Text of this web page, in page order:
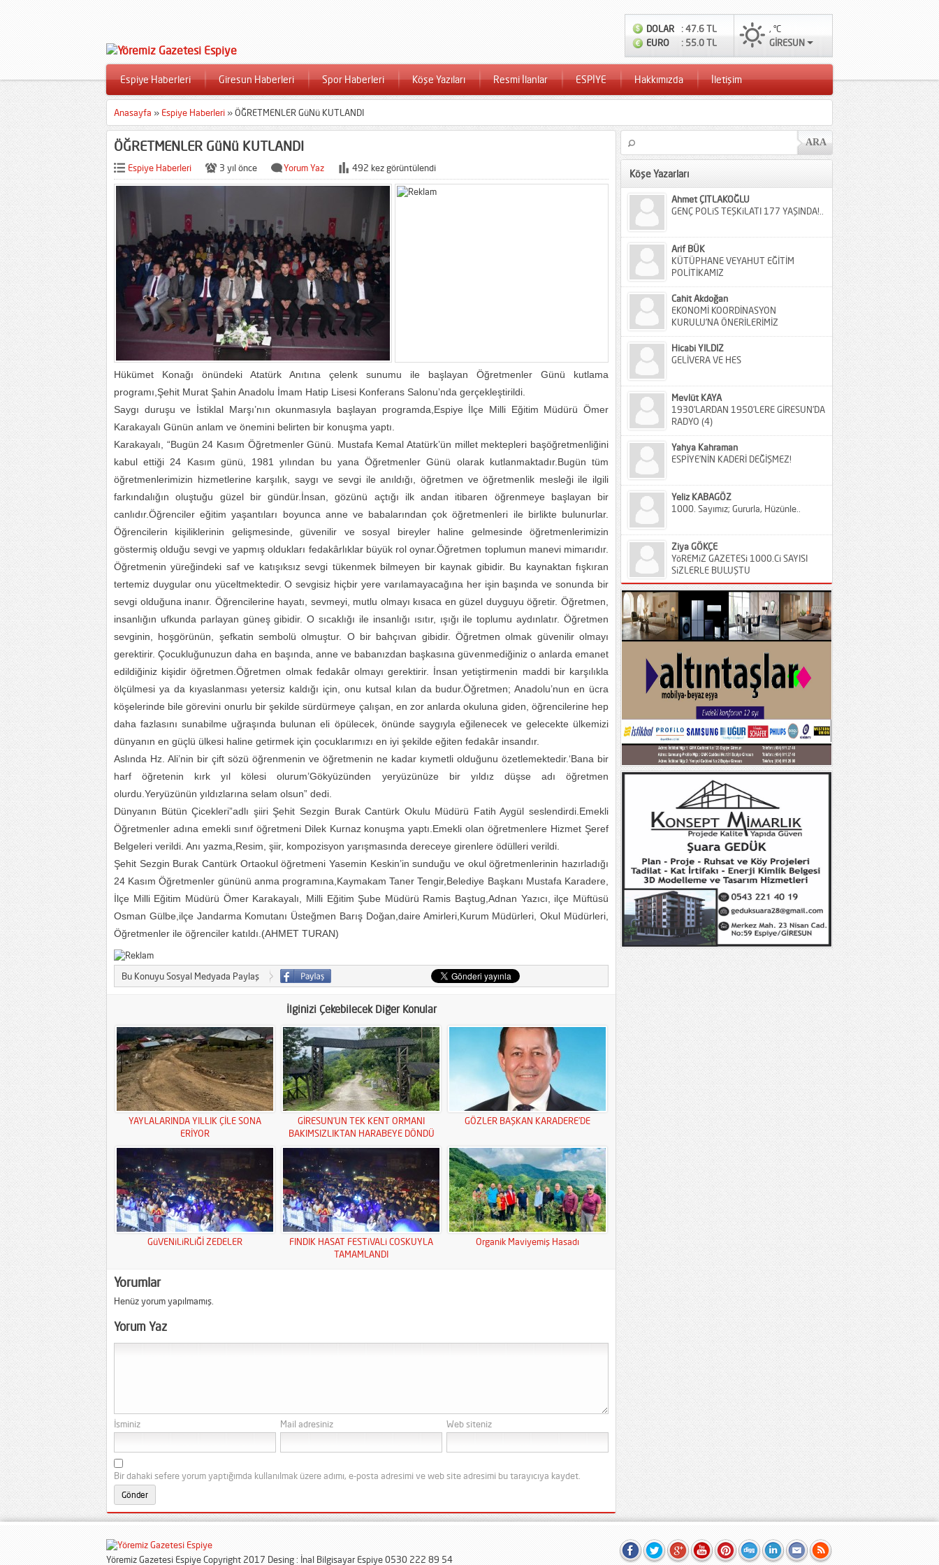
DOLAR
: 47.6 TL
EURO
: 55.0 TL
, °C
GİRESUN
Espiye Haberleri Giresun Haberleri Spor Haberleri Köşe Yazıları Resmi İlanlar ESPİYE Hakkımızda İletişim
Anasayfa » Espiye Haberleri »ÖĞRETMENLER GüNü KUTLANDI
ÖĞRETMENLER GüNü KUTLANDI
Espiye Haberleri 3 yıl önce Yorum Yaz 492 kez görüntülendi
Hükümet Konağı önündeki Atatürk Anıtına çelenk sunumu ile başlayan Öğretmenler Günü kutlama
programı,Şehit Murat Şahin Anadolu İmam Hatip Lisesi Konferans Salonu’nda gerçekleştirildi.
Saygı duruşu ve İstiklal Marşı’nın okunmasıyla başlayan programda,Espiye İlçe Milli Eğitim Müdürü Ömer
Karakayalı Günün anlam ve önemini belirten bir konuşma yaptı.
Karakayalı, “Bugün 24 Kasım Öğretmenler Günü. Mustafa Kemal Atatürk’ün millet mektepleri başöğretmenliğini
kabul ettiği 24 Kasım günü, 1981 yılından bu yana Öğretmenler Günü olarak kutlanmaktadır.Bugün tüm
öğretmenlerimizin hizmetlerine karşılık, saygı ve sevgi ile anıldığı, öğretmen ve öğretmenlik mesleği ile ilgili
farkındalığın oluştuğu güzel bir gündür.İnsan, gözünü açtığı ilk andan itibaren öğrenmeye başlayan bir
canlıdır.Öğrenciler eğitim yaşantıları boyunca anne ve babalarından çok öğretmenleri ile birlikte bulunurlar.
Öğrencilerin kişiliklerinin gelişmesinde, güvenilir ve sosyal bireyler haline gelmesinde öğretmenlerimizin
göstermiş olduğu sevgi ve yapmış oldukları fedakârlıklar büyük rol oynar.Öğretmen toplumun manevi mimarıdır.
Öğretmenin yüreğindeki saf ve katışıksız sevgi tükenmek bilmeyen bir kaynak gibidir. Bu kaynaktan fışkıran
tertemiz duygular onu yüceltmektedir. O sevgisiz hiçbir yere varılamayacağına her işin başında ve sonunda bir
sevgi olduğuna inanır. Öğrencilerine hayatı, sevmeyi, mutlu olmayı kısaca en güzel duyguyu öğretir. Öğretmen,
insanlığın ufkunda parlayan güneş gibidir. O sıcaklığı ile insanlığı ısıtır, ışığı ile toplumu aydınlatır. Öğretmen
sevginin, hoşgörünün, şefkatin sembolü olmuştur. O bir bahçıvan gibidir. Öğretmen olmak güvenilir olmayı
gerektirir. Çocukluğunuzun daha en başında, anne ve babanızdan başkasına güvenmediğiniz o anlarda emanet
edildiğiniz kişidir öğretmen.Öğretmen olmak fedakâr olmayı gerektirir. İnsan yetiştirmenin maddi bir karşılıkla
ölçülmesi ya da kıyaslanması yetersiz kaldığı için, onu kutsal kılan da budur.Öğretmen; Anadolu’nun en ücra
köşelerinde bile görevini onurlu bir şekilde sürdürmeye çalışan, en zor anlarda okuluna giden, öğrencilerine hep
daha fazlasını sunabilme uğraşında bulunan eli öpülecek, önünde saygıyla eğilenecek ve gelecekte ülkemizi
dünyanın en güçlü ülkesi haline getirmek için çocuklarımızı en iyi şekilde eğiten fedakâr insandır.
Aslında Hz. Ali’nin bir çift sözü öğrenmenin ve öğretmenin ne kadar kıymetli olduğunu özetlemektedir.‘Bana bir
harf öğretenin kırk yıl kölesi olurum’Gökyüzünden yeryüzünüze bir yıldız düşse adı öğretmen
olurdu.Yeryüzünün yıldızlarına selam olsun” dedi.
Dünyanın Bütün Çicekleri”adlı şiiri Şehit Sezgin Burak Cantürk Okulu Müdürü Fatih Aygül seslendirdi.Emekli
Öğretmenler adına emekli sınıf öğretmeni Dilek Kurnaz konuşma yaptı.Emekli olan öğretmenlere Hizmet Şeref
Belgeleri verildi. Anı yazma,Resim, şiir, kompozisyon yarışmasında dereceye girenlere ödülleri verildi.
Şehit Sezgin Burak Cantürk Ortaokul öğretmeni Yasemin Keskin’in sunduğu ve okul öğretmenlerinin hazırladığı
24 Kasım Öğretmenler gününü anma programına,Kaymakam Taner Tengir,Belediye Başkanı Mustafa Karadere,
İlçe Milli Eğitim Müdürü Ömer Karakayalı, Milli Eğitim Şube Müdürü Ramis Baştug,Adnan Yazıcı, ilçe Müftüsü
Osman Gülbe,ilçe Jandarma Komutanı Üsteğmen Barış Doğan,daire Amirleri,Kurum Müdürleri, Okul Müdürleri,
Öğretmenler ile öğrenciler katıldı.(AHMET TURAN)
Bu Konuyu Sosyal Medyada Paylaş
İlginizi Çekebilecek Diğer Konular
YAYLALARINDA YILLIK ÇİLE SONA
ERİYOR
GİRESUN’UN TEK KENT ORMANI
BAKIMSIZLIKTAN HARABEYE DÖNDÜ
GÖZLER BAŞKAN KARADERE’DE
GüVENiLiRLiĞİ ZEDELER
FINDIK HASAT FESTiVALi COSKUYLA
TAMAMLANDI
Organik Maviyemiş Hasadı
Yorumlar
Henüz yorum yapılmamış.
Yorum Yaz
İsminiz Mail adresiniz Web siteniz
Bir dahaki sefere yorum yaptığımda kullanılmak üzere adımı, e-posta adresimi ve web site adresimi bu tarayıcıya kaydet.
Köşe Yazarları
Ahmet ÇITLAKOĞLU
GENÇ POLiS TEŞKiLATI 177 YAŞINDA!..
Arif BÜK
KÜTÜPHANE VEYAHUT EĞİTİM
POLİTİKAMIZ
Cahit Akdoğan
EKONOMİ KOORDİNASYON
KURULU’NA ÖNERİLERİMİZ
Hicabi YILDIZ
GELİVERA VE HES
Mevlüt KAYA
1930’LARDAN 1950’LERE GİRESUN’DA
RADYO (4)
Yahya Kahraman
ESPİYE’NİN KADERİ DEĞİŞMEZ!
Yeliz KABAGÖZ
1000. Sayımız; Gururla, Hüzünle..
Ziya GÖKÇE
YöREMiZ GAZETESi 1000.Ci SAYISI
SiZLERLE BULUŞTU
Yöremiz Gazetesi Espiye Copyright 2017 Desing : İnal Bilgisayar Espiye 0530 222 89 54